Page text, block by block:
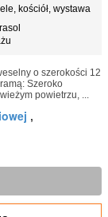
kościół, wystawa
o szerokości 12
Szeroko
powietrzu, ...
,